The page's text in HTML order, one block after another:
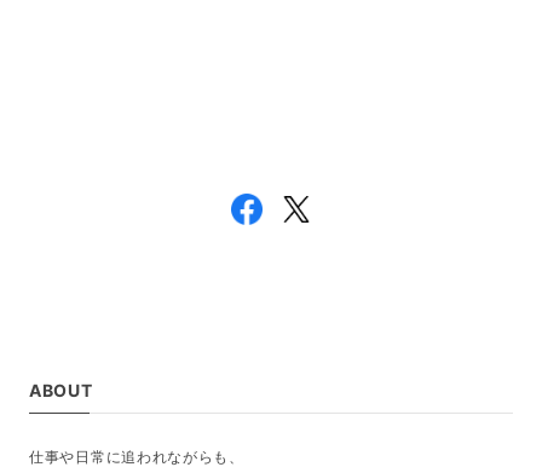
ABOUT
仕事や日常に追われながらも、